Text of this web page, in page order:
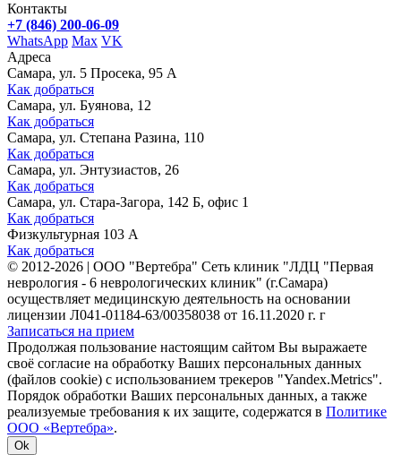
Контакты
+7 (846) 200-06-09
WhatsApp Max VK
Адреса
Самара, ул. 5 Просека, 95 А
Как добраться
Самара, ул. Буянова, 12
Как добраться
Самара, ул. Степана Разина, 110
Как добраться
Самара, ул. Энтузиастов, 26
Как добраться
Самара, ул. Стара-Загора, 142 Б, офис 1
Как добраться
Физкультурная 103 А
Как добраться
© 2012-2026 | ООО "Вертебра" Сеть клиник "ЛДЦ "Первая
неврология - 6 неврологических клиник" (г.Самара)
осуществляет медицинскую деятельность на основании
лицензии Л041-01184-63/00358038 от 16.11.2020 г. г
Записаться на прием
Продолжая пользование настоящим сайтом Вы выражаете
своё согласие на обработку Ваших персональных данных
(файлов cookie) с использованием трекеров "Yandex.Metrics".
Порядок обработки Ваших персональных данных, а также
реализуемые требования к их защите, содержатся в Политике
ООО «Вертебра».
Ok